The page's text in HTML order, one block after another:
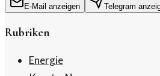
E-Mail anzeigen Telegram
Rubriken
Energie